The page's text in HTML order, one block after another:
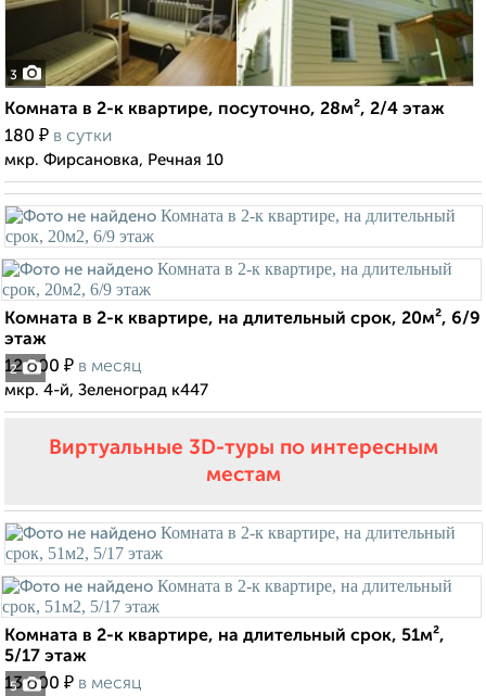
3
Комната в 2-к квартире, посуточно, 28м², 2/4 этаж
180 ₽ в сутки
мкр. Фирсановка, Речная 10
2
Комната в 2-к квартире, на длительный срок, 20м², 6/9
этаж
12 000 ₽ в месяц
мкр. 4-й, Зеленоград к447
Виртуальные 3D-туры по интересным
местам
5
Комната в 2-к квартире, на длительный срок, 51м²,
5/17 этаж
13 000 ₽ в месяц